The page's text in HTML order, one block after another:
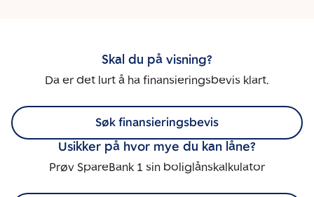
Skal du på visning?
Da er det lurt å ha finansieringsbevis klart.
Søk finansieringsbevis
Usikker på hvor mye du kan låne?
Prøv SpareBank 1 sin boliglånskalkulator